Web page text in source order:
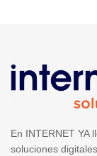
En INTERNET YA
soluciones